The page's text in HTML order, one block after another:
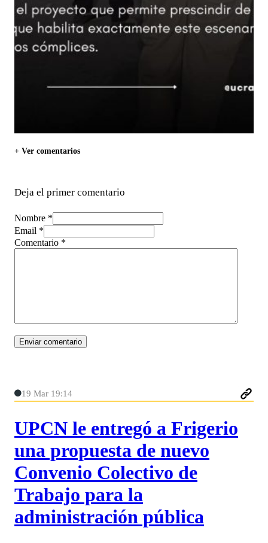
+ Ver comentarios
Deja el primer comentario
Nombre *
Email *
Comentario *
19 Mar 19:14
UPCN le entregó a Frigerio
una propuesta de nuevo
Convenio Colectivo de
Trabajo para la
administración pública